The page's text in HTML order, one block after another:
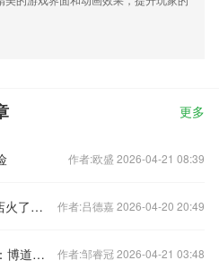
更多
作者:欧盛 2026-04-21 08:39
旧书论斤卖，深圳“9元1斤”书店火了！有人一次性买走1吨，小朋友淘到心爱图书开心到转圈 作者:吕德嘉 2026-04-20 20:49
秋田微十大流通股东格局生变：博道成长智航股票A新进，谷雨赋退出，秋实赋等减持 作者:邹睿冠 2026-04-21 03:48